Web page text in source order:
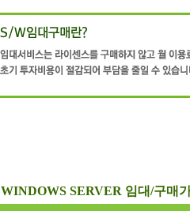
WINDOWS SERVER 임대/구매